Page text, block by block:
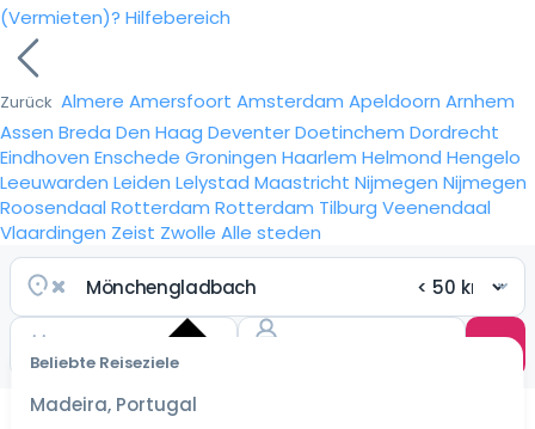
(Vermieten)? Hilfebereich
Zurück Almere Amersfoort Amsterdam Apeldoorn Arnhem
Assen Breda Den Haag DeventerDoetinchem Dordrecht
Eindhoven Enschede Groningen Haarlem Helmond Hengelo
Leeuwarden Leiden Lelystad Maastricht Nijmegen Nijmegen
Roosendaal Rotterdam Rotterdam Tilburg Veenendaal
Vlaardingen Zeist Zwolle Alle steden
Beliebte Reiseziele
Madeira, Portugal
Wähle
Datum